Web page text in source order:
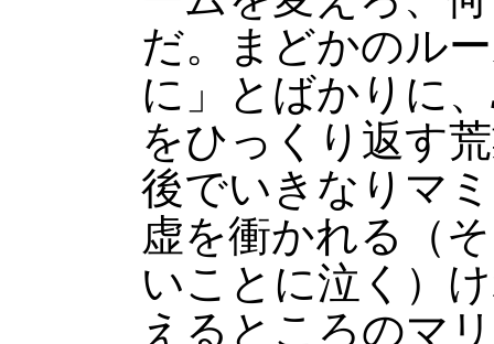
だ。まどかのル
に」とばかりに
をひっくり返す
後でいきなりマ
虚を衝かれる（
いことに泣く）
えるところのマ